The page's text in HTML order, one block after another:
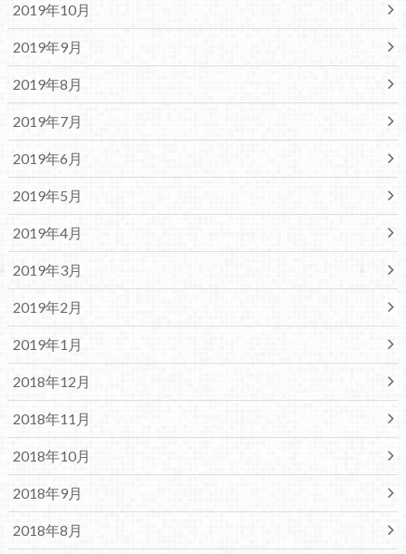
2019年10月
2019年9月
2019年8月
2019年7月
2019年6月
2019年5月
2019年4月
2019年3月
2019年2月
2019年1月
2018年12月
2018年11月
2018年10月
2018年9月
2018年8月